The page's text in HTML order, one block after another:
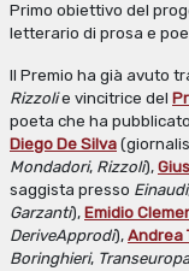
Primo obiettivo del
letterario di prosa e
Il Premio ha già avuto
Rizzolie vincitrice del
poeta che ha
Diego De Silva
Mondadori, Rizzoli),
saggista presso Einaudi
Garzanti), Emidio
DeriveApprodi), Andrea
Boringhieri, Transeuropa